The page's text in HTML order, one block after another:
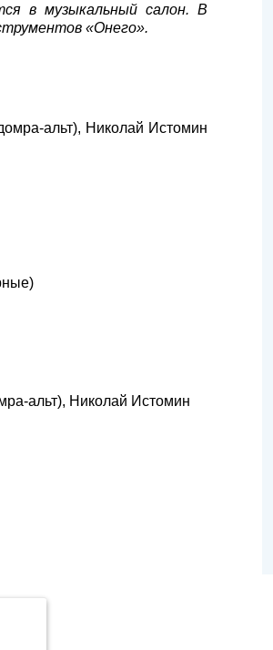
в музыкальный салон. В
«Онего».
альт), Николай Истомин
альт), Николай Истомин
(119021, Москва, ул. Льва